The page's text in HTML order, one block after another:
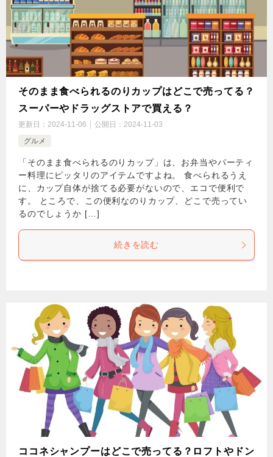
そのまま食べられるのりカップはどこで売ってる？
スーパーやドラッグストアで買える？
更新日： 2024-11-06 公開日： 2024-11-03
グルメ
「そのまま食べられるのりカップ」は、お弁当やパーティ
ー料理にピッタリのアイテムですよね。 食べられるうえ
に、カップ自体が捨てる必要がないので、エコで便利で
す。 ところで、この便利なのりカップ、どこで売ってい
るのでしょうか […]
続きを読む
ココネシャンプーはどこで売ってる？ロフトやドン